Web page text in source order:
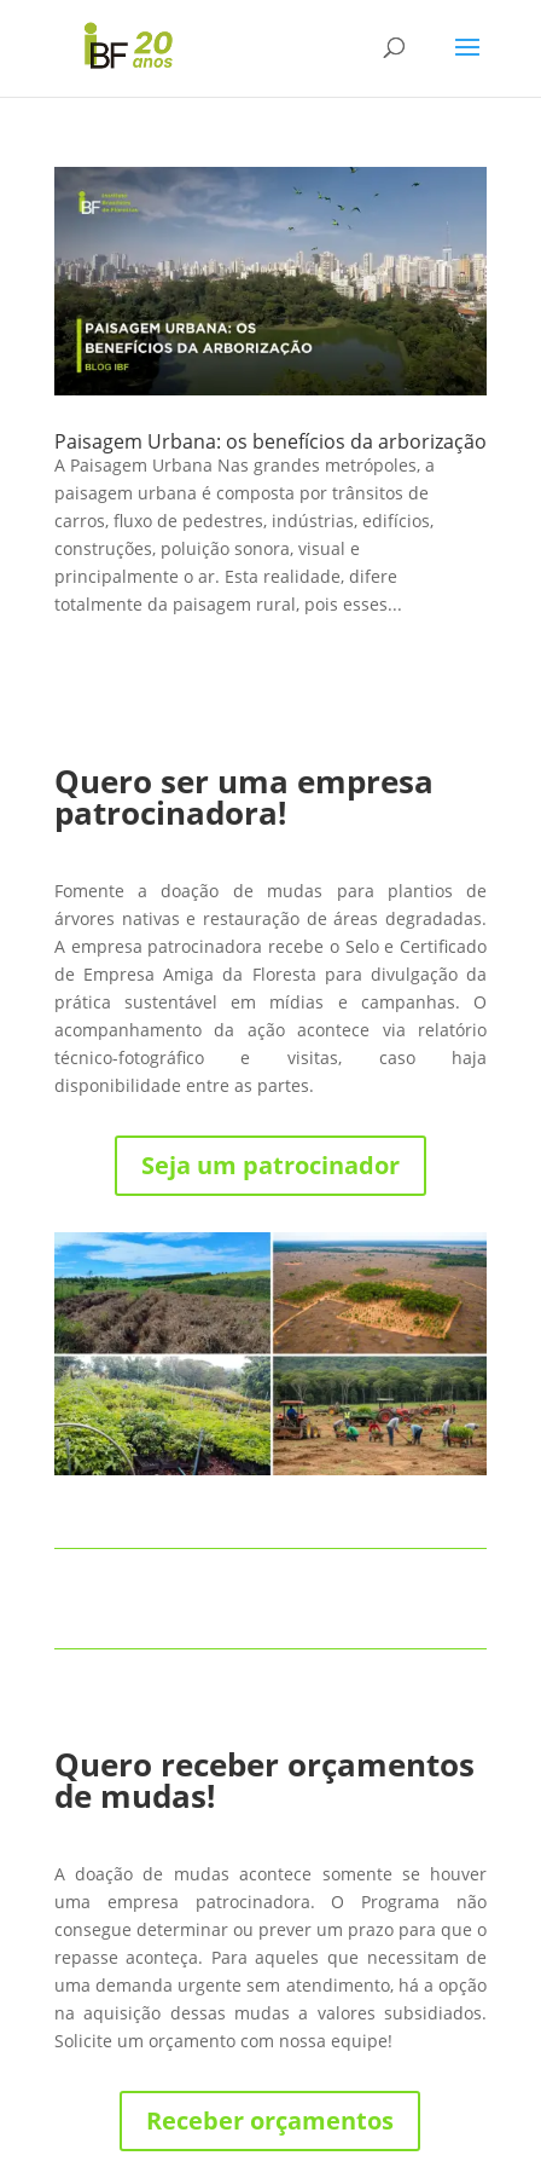
Paisagem Urbana: os benefícios da arborização
A Paisagem Urbana Nas grandes metrópoles, a
paisagem urbana é composta por trânsitos de
carros, fluxo de pedestres, indústrias, edifícios,
construções, poluição sonora, visual e
principalmente o ar. Esta realidade, difere
totalmente da paisagem rural, pois esses...
Quero ser uma empresa
patrocinadora!
Fomente a doação de mudas para plantios de
árvores nativas e restauração de áreas degradadas.
A empresa patrocinadora recebe o Selo e Certificado
de Empresa Amiga da Floresta para divulgação da
prática sustentável em mídias e campanhas. O
acompanhamento da ação acontece via relatório
técnico-fotográfico e visitas, caso haja
disponibilidade entre as partes.
Seja um patrocinador
Quero receber orçamentos
de mudas!
A doação de mudas acontece somente se houver
uma empresa patrocinadora. O Programa não
consegue determinar ou prever um prazo para que o
repasse aconteça. Para aqueles que necessitam de
uma demanda urgente sem atendimento, há a opção
na aquisição dessas mudas a valores subsidiados.
Solicite um orçamento com nossa equipe!
Receber orçamentos